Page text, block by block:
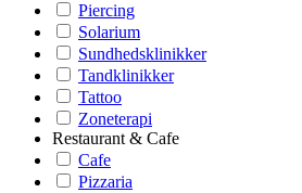
Piercing
Solarium
Sundhedsklinikker
Tandklinikker
Tattoo
Zoneterapi
Restaurant & Cafe
Cafe
Pizzaria